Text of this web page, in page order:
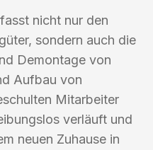
nicht nur den
sondern auch die
Demontage von
Aufbau von
Mitarbeiter
verläuft und
neuen Zuhause in